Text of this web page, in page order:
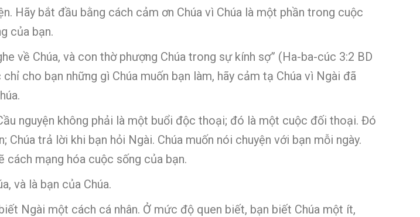
Hãy bắt đầu bằng cách cảm ơn Chúa vì Chúa là một phần trong cuộc
của bạn.
về Chúa, và con thờ phượng Chúa trong sự kính sợ” (Ha-ba-cúc 3:2 BD
cho bạn những gì Chúa muốn bạn làm, hãy cảm tạ Chúa vì Ngài đã
nguyện không phải là một buổi độc thoại; đó là một cuộc đối thoại. Đó
trả lời khi bạn hỏi Ngài. Chúa muốn nói chuyện với bạn mỗi ngày.
cách mạng hóa cuộc sống của bạn.
và là bạn của Chúa.
Ngài một cách cá nhân. Ở mức độ quen biết, bạn biết Chúa một ít,